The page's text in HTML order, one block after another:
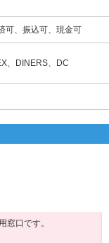
可、振込可、現金可
、DINERS、DC
窓口です。